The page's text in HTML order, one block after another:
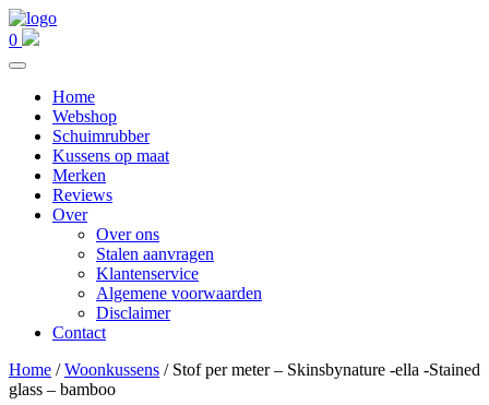
0
Home
Webshop
Schuimrubber
Kussens op maat
Merken
Reviews
Over
Over ons
Stalen aanvragen
Klantenservice
Algemene voorwaarden
Disclaimer
Contact
Home /Woonkussens / Stof per meter – Skinsbynature -ella -Stained
glass – bamboo